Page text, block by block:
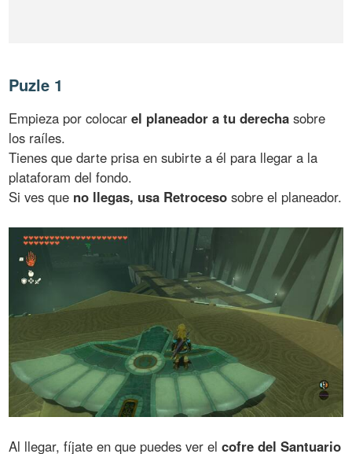
Puzle 1
Empieza por colocarel planeador a tu derecha sobre
los raíles.
Tienes que darte prisa en subirte a él para llegar a la
plataforam del fondo.
Si ves que no llegas, usa Retroceso sobre el planeador.
Al llegar, fíjate en que puedes ver elcofre del Santuario